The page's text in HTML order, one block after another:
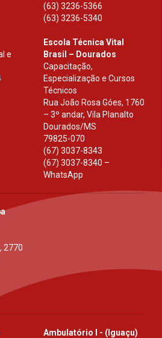
(63) 3236-5366
(63) 3236-5340
e
Escola Técnica Vital
Brasil – Dourados
Capacitação,
Especialização e Cursos
Técnicos
Rua João Rosa Góes, 1760
– 3º andar, Vila Planalto
Dourados/MS
79825-070
(67) 3037-8343
(67) 3037-8340 –
WhatsApp
2770
Ambulatório I - (Iguaçu)